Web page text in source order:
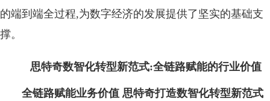
的端到端全过程,为数字经济的发展提供了坚实的基础支
撑。
思特奇数智化转型新范式:全链路赋能的行业价值
全链路赋能业务价值 思特奇打造数智化转型新范式